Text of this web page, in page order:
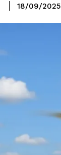
18/09/2025